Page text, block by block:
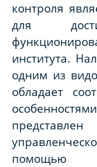
контроля
для
института.
одним из
обладает
помощью